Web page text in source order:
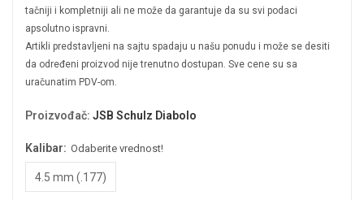
tačniji i kompletniji ali ne može da garantuje da su svi podaci
apsolutno ispravni.
Artikli predstavljeni na sajtu spadaju u našu ponudu i može se desiti
da određeni proizvod nije trenutno dostupan. Sve cene su sa
uračunatim PDV-om.
Proizvođač: JSB Schulz Diabolo
Kalibar: Odaberite vrednost!
4.5 mm (.177)